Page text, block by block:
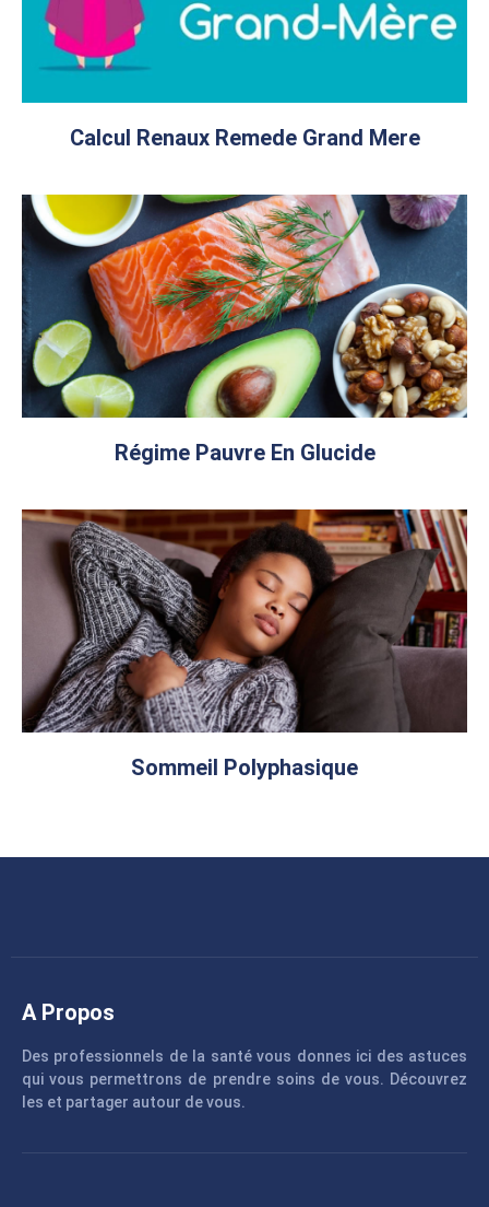
Calcul Renaux Remede Grand Mere
Régime Pauvre En Glucide
Sommeil Polyphasique
A Propos
Des professionnels de la santé vous donnes ici des astuces
qui vous permettrons de prendre soins de vous. Découvrez
les et partager autour de vous.